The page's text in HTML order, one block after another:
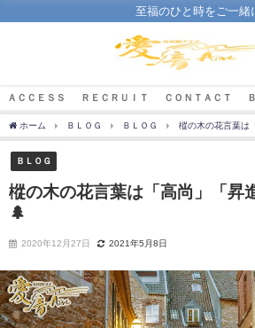
至福のひと時をご一緒
ＡＣＣＥＳＳ ＲＥＣＲＵＩＴ ＣＯＮＴＡＣＴ
ホーム ＢＬＯＧ ＢＬＯＧ 樅の木の花言葉は
ＢＬＯＧ
樅の木の花言葉は「高尚」「昇
🌲
2020年12月27日 2021年5月8日